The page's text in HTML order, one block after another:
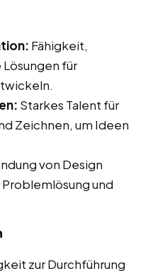
Fähigkeit,
für
Starkes Talent für
Zeichnen, um Ideen
von Design
und
zur Durchführung